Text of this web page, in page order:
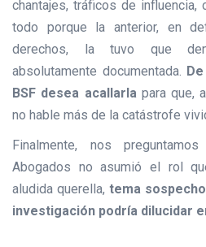
chantajes, tráficos de influencia,
todo porque la anterior, en
derechos, la tuvo que
absolutamente documentada.
BSF desea acallarlapara que,
no hable más de la catástrofe
Finalmente, nos
Abogados no asumió el rol
aludida querella, tema
investigación podría dilucidar